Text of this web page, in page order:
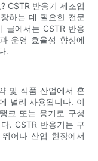
CSTR 반응기 제조업
하는 데 필요한 전문
글에서는 CSTR 반응
운영 효율성 향상에
.
및 식품 산업에서 혼
널리 사용됩니다. 이
크 또는 용기로 구성
. CSTR 반응기는 구
어나 산업 현장에서